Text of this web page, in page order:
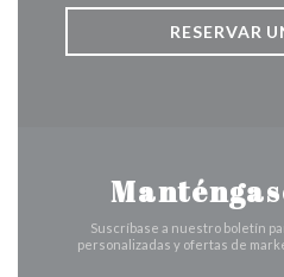
RESERVAR
Suscríbase a nuestro boletín
personalizadas y ofertas de